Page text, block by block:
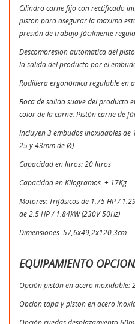
Cilindro carne fijo con rectificado
piston para asegurar la maxima
presión de trabajo fácilmente
Descompresión automática del
la salida del producto por el
Rodillera ergonómica regulable en
Boca de salida suave del producto
color de la carne. Pistón carne de
Incluyen 3 embudos inoxidables
25 y 43mm de Ø)
Capacidad en litros: 20 litros
Capacidad en Kilogramos: ± 17Kg
Motores: Trifásicos de 1.75 HP /
de 2.5 HP / 1.84kW (230V 50Hz)
Dimensiones: 57,6x49,2x120,3cm
EQUIPAMIENTO
Opción pistón en acero inoxidable:
Opcion tapa y pistón en acero